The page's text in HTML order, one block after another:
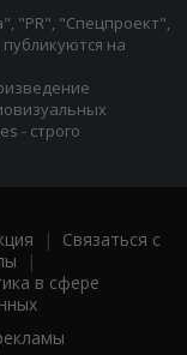
"PR", "Спецпроект",
на
- строго
| Связаться с
|
в сфере